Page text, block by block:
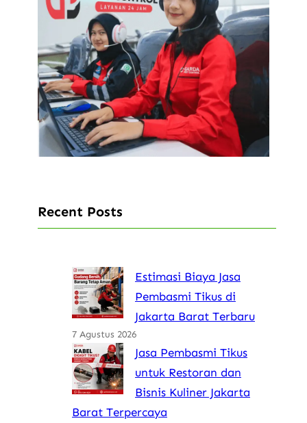
Recent Posts
Estimasi Biaya Jasa
Pembasmi Tikus di
Jakarta Barat Terbaru
7 Agustus 2026
Jasa Pembasmi Tikus
untuk Restoran dan
Bisnis Kuliner Jakarta
Barat Terpercaya